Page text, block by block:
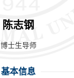
陈志钢
博士生导师
基本信息